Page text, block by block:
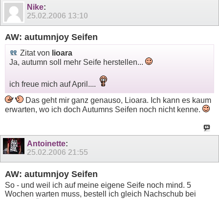
Nike:
25.02.2006 13:10
AW: autumnjoy Seifen
Zitat von lioara
Ja, autumn soll mehr Seife herstellen...
ich freue mich auf April....
Das geht mir ganz genauso, Lioara. Ich kann es kaum
erwarten, wo ich doch Autumns Seifen noch nicht kenne.
Antoinette:
25.02.2006 21:55
AW: autumnjoy Seifen
So - und weil ich auf meine eigene Seife noch mind. 5
Wochen warten muss, bestell ich gleich Nachschub bei